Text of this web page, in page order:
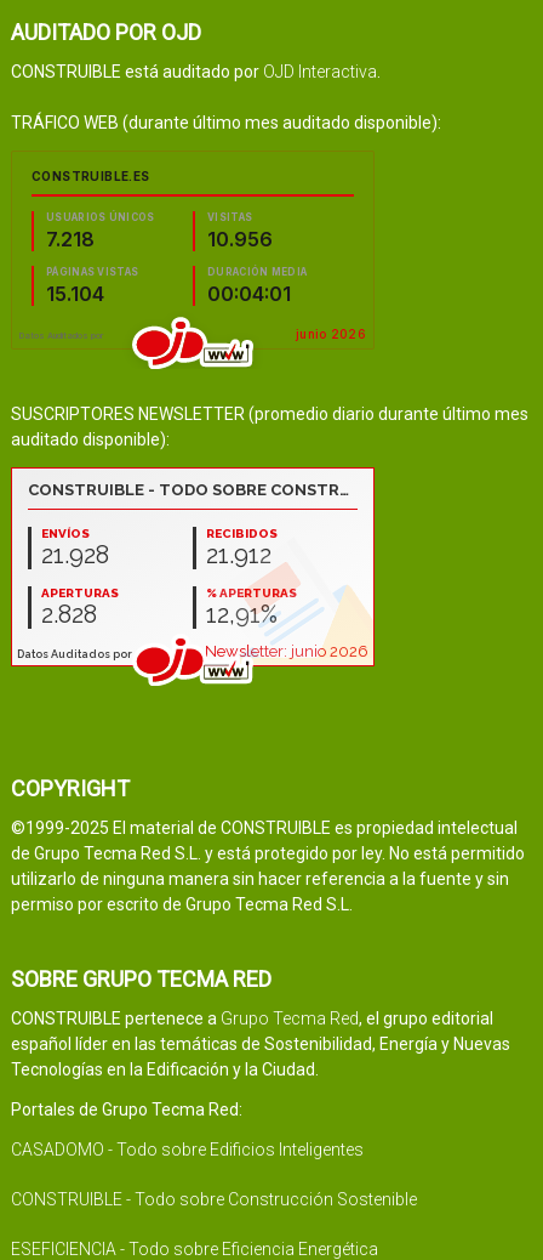
AUDITADO POR OJD
CONSTRUIBLE está auditado por OJD Interactiva
TRÁFICO WEB (durante último mes auditado disponible):
SUSCRIPTORES NEWSLETTER (promedio diario durante último mes
auditado disponible):
COPYRIGHT
©1999-2025 El material de CONSTRUIBLE es propiedad intelectual
de Grupo Tecma Red S.L. y está protegido por ley. No está permitido
utilizarlo de ninguna manera sin hacer referencia a la fuente y sin
permiso por escrito de Grupo Tecma Red S.L.
SOBRE GRUPO TECMA RED
CONSTRUIBLE pertenece a Grupo Tecma Red, el grupo editorial
español líder en las temáticas de Sostenibilidad, Energía y Nuevas
Tecnologías en la Edificación y la Ciudad.
Portales de Grupo Tecma Red:
CASADOMO - Todo sobre Edificios Inteligentes
CONSTRUIBLE - Todo sobre Construcción Sostenible
ESEFICIENCIA - Todo sobre Eficiencia Energética